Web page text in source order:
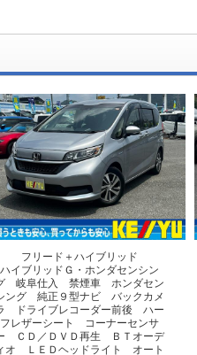
フリード＋ハイブリッド
ハイブリッドＧ・ホンダセンシン
岐阜仕入 禁煙車 ホンダセン
ング 純正９型ナビ バックカメ
ドライブレコーダー前後 ハー
フレザーシート コーナーセンサ
ＣＤ／ＤＶＤ再生 ＢＴオーデ
オ ＬＥＤヘッドライト オート